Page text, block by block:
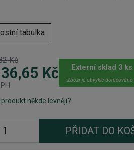
tabulka
Kč
Kč Externí sklad 3 ks
Zboží je obvykle
produkt někde levněji?
PŘIDAT DO